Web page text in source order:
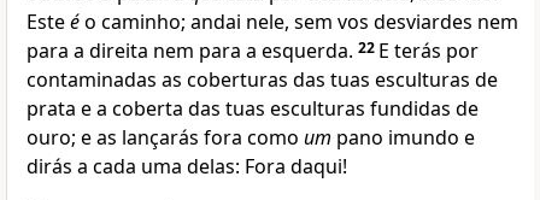
Esteéo caminho; andai nele, sem vos desviardes nem
para a direita nem para a esquerda. 22 E terás por
contaminadas as coberturas das tuas esculturas de
prata e a coberta das tuas esculturas fundidas de
ouro; e as lançarás fora como um pano imundo e
dirás a cada uma delas: Fora daqui!